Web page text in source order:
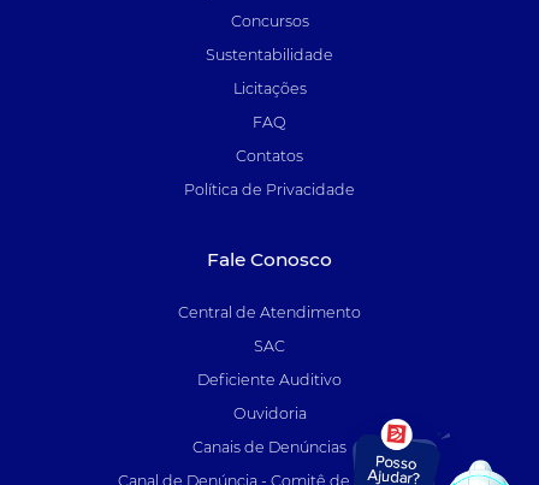
Concursos
Sustentabilidade
Licitações
FAQ
Contatos
Política de Privacidade
Fale Conosco
Central de Atendimento
SAC
Deficiente Auditivo
Ouvidoria
Canais de Denúncias
Canal de Denúncia - Comitê de Auditoria